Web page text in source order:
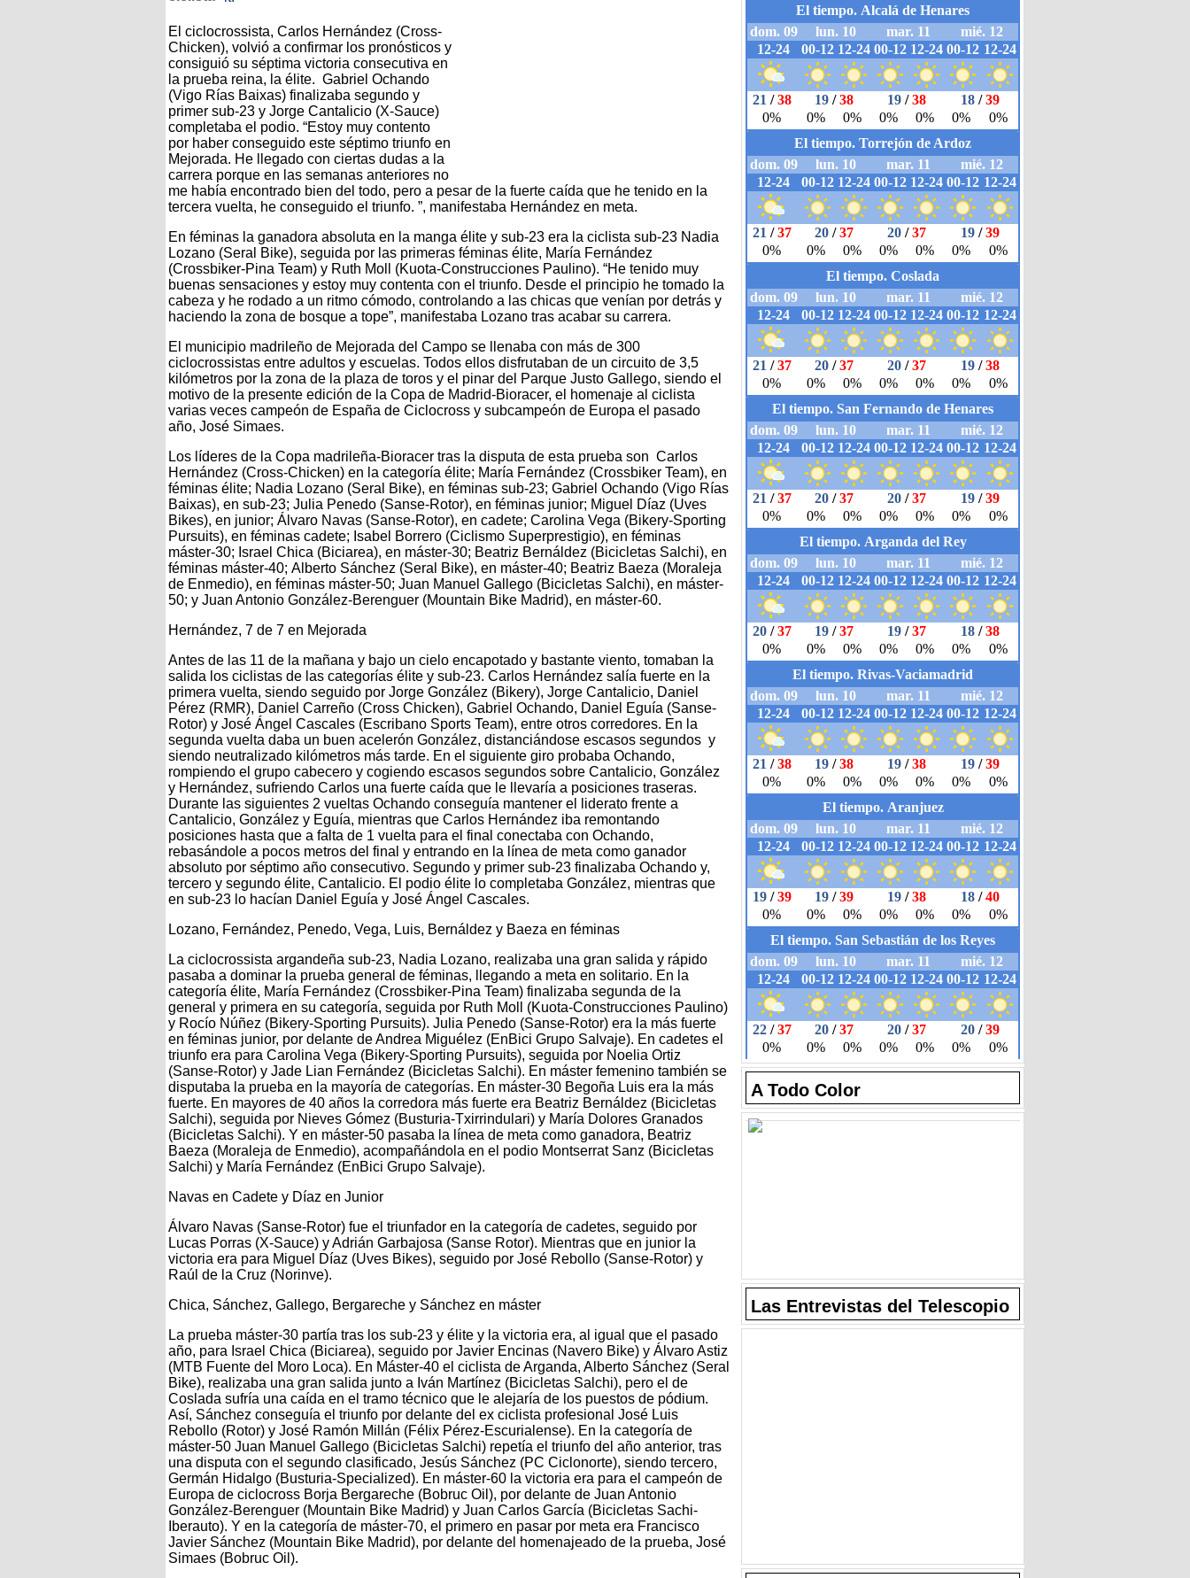
El ciclocrossista, Carlos Hernández (Cross-
Chicken), volvió a confirmar los pronósticos y
consiguió su séptima victoria consecutiva en
la prueba reina, la élite. Gabriel Ochando
(Vigo Rías Baixas) finalizaba segundo y
primer sub-23 y Jorge Cantalicio (X-Sauce)
completaba el podio. “Estoy muy contento
por haber conseguido este séptimo triunfo en
Mejorada. He llegado con ciertas dudas a la
carrera porque en las semanas anteriores no
me había encontrado bien del todo, pero a pesar de la fuerte caída que he tenido en la
tercera vuelta, he conseguido el triunfo. ”, manifestaba Hernández en meta.
En féminas la ganadora absoluta en la manga élite y sub-23 era la ciclista sub-23 Nadia
Lozano (Seral Bike), seguida por las primeras féminas élite, María Fernández
(Crossbiker-Pina Team) y Ruth Moll (Kuota-Construcciones Paulino). “He tenido muy
buenas sensaciones y estoy muy contenta con el triunfo. Desde el principio he tomado la
cabeza y he rodado a un ritmo cómodo, controlando a las chicas que venían por detrás y
haciendo la zona de bosque a tope”, manifestaba Lozano tras acabar su carrera.
El municipio madrileño de Mejorada del Campo se llenaba con más de 300
ciclocrossistas entre adultos y escuelas. Todos ellos disfrutaban de un circuito de 3,5
kilómetros por la zona de la plaza de toros y el pinar del Parque Justo Gallego, siendo el
motivo de la presente edición de la Copa de Madrid-Bioracer, el homenaje al ciclista
varias veces campeón de España de Ciclocross y subcampeón de Europa el pasado
año, José Simaes.
Los líderes de la Copa madrileña-Bioracer tras la disputa de esta prueba son Carlos
Hernández (Cross-Chicken) en la categoría élite; María Fernández (Crossbiker Team), en
féminas élite; Nadia Lozano (Seral Bike), en féminas sub-23; Gabriel Ochando (Vigo Rías
Baixas), en sub-23; Julia Penedo (Sanse-Rotor), en féminas junior; Miguel Díaz (Uves
Bikes), en junior; Álvaro Navas (Sanse-Rotor), en cadete; Carolina Vega (Bikery-Sporting
Pursuits), en féminas cadete; Isabel Borrero (Ciclismo Superprestigio), en féminas
máster-30; Israel Chica (Biciarea), en máster-30; Beatriz Bernáldez (Bicicletas Salchi), en
féminas máster-40; Alberto Sánchez (Seral Bike), en máster-40; Beatriz Baeza (Moraleja
de Enmedio), en féminas máster-50; Juan Manuel Gallego (Bicicletas Salchi), en máster-
50; y Juan Antonio González-Berenguer (Mountain Bike Madrid), en máster-60.
Hernández, 7 de 7 en Mejorada
Antes de las 11 de la mañana y bajo un cielo encapotado y bastante viento, tomaban la
salida los ciclistas de las categorías élite y sub-23. Carlos Hernández salía fuerte en la
primera vuelta, siendo seguido por Jorge González (Bikery), Jorge Cantalicio, Daniel
Pérez (RMR), Daniel Carreño (Cross Chicken), Gabriel Ochando, Daniel Eguía (Sanse-
Rotor) y José Ángel Cascales (Escribano Sports Team), entre otros corredores. En la
segunda vuelta daba un buen acelerón González, distanciándose escasos segundos y
siendo neutralizado kilómetros más tarde. En el siguiente giro probaba Ochando,
rompiendo el grupo cabecero y cogiendo escasos segundos sobre Cantalicio, González
y Hernández, sufriendo Carlos una fuerte caída que le llevaría a posiciones traseras.
Durante las siguientes 2 vueltas Ochando conseguía mantener el liderato frente a
Cantalicio, González y Eguía, mientras que Carlos Hernández iba remontando
posiciones hasta que a falta de 1 vuelta para el final conectaba con Ochando,
rebasándole a pocos metros del final y entrando en la línea de meta como ganador
absoluto por séptimo año consecutivo. Segundo y primer sub-23 finalizaba Ochando y,
tercero y segundo élite, Cantalicio. El podio élite lo completaba González, mientras que
en sub-23 lo hacían Daniel Eguía y José Ángel Cascales.
Lozano, Fernández, Penedo, Vega, Luis, Bernáldez y Baeza en féminas
La ciclocrossista argandeña sub-23, Nadia Lozano, realizaba una gran salida y rápido
pasaba a dominar la prueba general de féminas, llegando a meta en solitario. En la
categoría élite, María Fernández (Crossbiker-Pina Team) finalizaba segunda de la
general y primera en su categoría, seguida por Ruth Moll (Kuota-Construcciones Paulino)
y Rocío Núñez (Bikery-Sporting Pursuits). Julia Penedo (Sanse-Rotor) era la más fuerte
en féminas junior, por delante de Andrea Miguélez (EnBici Grupo Salvaje). En cadetes el
triunfo era para Carolina Vega (Bikery-Sporting Pursuits), seguida por Noelia Ortiz
(Sanse-Rotor) y Jade Lian Fernández (Bicicletas Salchi). En máster femenino también se
disputaba la prueba en la mayoría de categorías. En máster-30 Begoña Luis era la más
fuerte. En mayores de 40 años la corredora más fuerte era Beatriz Bernáldez (Bicicletas
Salchi), seguida por Nieves Gómez (Busturia-Txirrindulari) y María Dolores Granados
(Bicicletas Salchi). Y en máster-50 pasaba la línea de meta como ganadora, Beatriz
Baeza (Moraleja de Enmedio), acompañándola en el podio Montserrat Sanz (Bicicletas
Salchi) y María Fernández (EnBici Grupo Salvaje).
Navas en Cadete y Díaz en Junior
Álvaro Navas (Sanse-Rotor) fue el triunfador en la categoría de cadetes, seguido por
Lucas Porras (X-Sauce) y Adrián Garbajosa (Sanse Rotor). Mientras que en junior la
victoria era para Miguel Díaz (Uves Bikes), seguido por José Rebollo (Sanse-Rotor) y
Raúl de la Cruz (Norinve).
Chica, Sánchez, Gallego, Bergareche y Sánchez en máster
La prueba máster-30 partía tras los sub-23 y élite y la victoria era, al igual que el pasado
año, para Israel Chica (Biciarea), seguido por Javier Encinas (Navero Bike) y Álvaro Astiz
(MTB Fuente del Moro Loca). En Máster-40 el ciclista de Arganda, Alberto Sánchez (Seral
Bike), realizaba una gran salida junto a Iván Martínez (Bicicletas Salchi), pero el de
Coslada sufría una caída en el tramo técnico que le alejaría de los puestos de pódium.
Así, Sánchez conseguía el triunfo por delante del ex ciclista profesional José Luis
Rebollo (Rotor) y José Ramón Millán (Félix Pérez-Escurialense). En la categoría de
máster-50 Juan Manuel Gallego (Bicicletas Salchi) repetía el triunfo del año anterior, tras
una disputa con el segundo clasificado, Jesús Sánchez (PC Ciclonorte), siendo tercero,
Germán Hidalgo (Busturia-Specialized). En máster-60 la victoria era para el campeón de
Europa de ciclocross Borja Bergareche (Bobruc Oil), por delante de Juan Antonio
González-Berenguer (Mountain Bike Madrid) y Juan Carlos García (Bicicletas Sachi-
Iberauto). Y en la categoría de máster-70, el primero en pasar por meta era Francisco
Javier Sánchez (Mountain Bike Madrid), por delante del homenajeado de la prueba, José
Simaes (Bobruc Oil).
A Todo Color
Las Entrevistas del Telescopio